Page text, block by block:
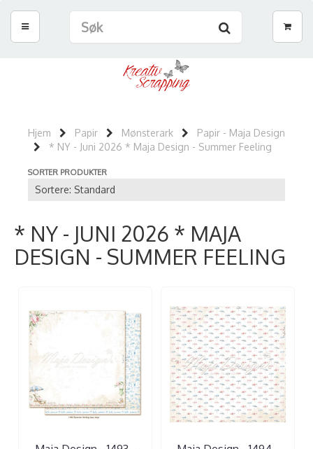
Hjem Papir Mønsterark
Papir - Maja Design
* NY - Juni 2026 * Maja Design - Summer Feeling
SORTER PRODUKTER
* NY - JUNI 2026 * MAJA
DESIGN - SUMMER FEELING